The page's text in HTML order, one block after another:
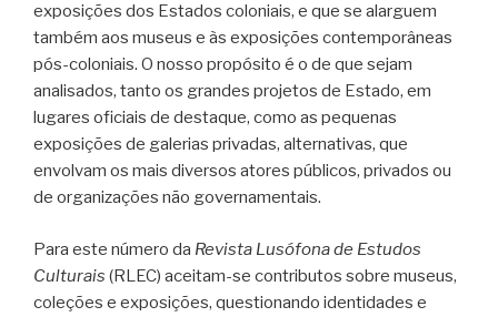
exposições dos Estados coloniais, e que se alarguem
também aos museus e às exposições contemporâneas
pós-coloniais. O nosso propósito é o de que sejam
analisados, tanto os grandes projetos de Estado, em
lugares oficiais de destaque, como as pequenas
exposições de galerias privadas, alternativas, que
envolvam os mais diversos atores públicos, privados ou
de organizações não governamentais.
Para este número da Revista Lusófona de Estudos
Culturais (RLEC) aceitam-se contributos sobre museus,
coleções e exposições, questionando identidades e